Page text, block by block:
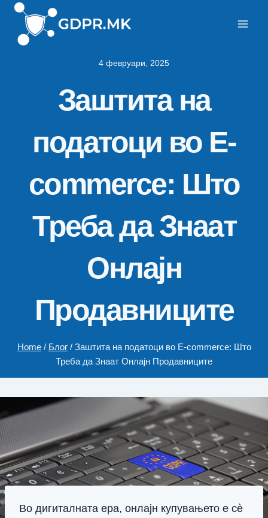
Skip
content
4 февруари, 2025
Заштита на
податоци во E-
commerce: Што
Треба да Знаат
Онлајн
Продавниците
Home / Блог / Заштита на податоци во E-commerce: Што
Треба да Знаат Онлајн Продавниците
Во дигиталната ера, онлајн купувањето е сè